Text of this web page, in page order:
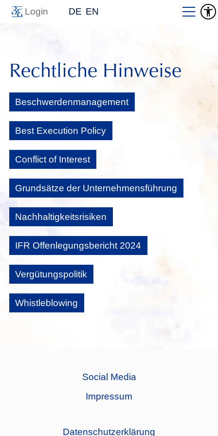
Login DE EN
Rechtliche Hinweise
Beschwerdenmanagement
Best Execution Policy
Conflict of Interest
Grundsätze der Unternehmensführung
Nachhaltigkeitsrisiken
IFR Offenlegungsbericht 2024
Vergütungspolitik
Whistleblowing
Social Media
Impressum
Datenschutzerklärung